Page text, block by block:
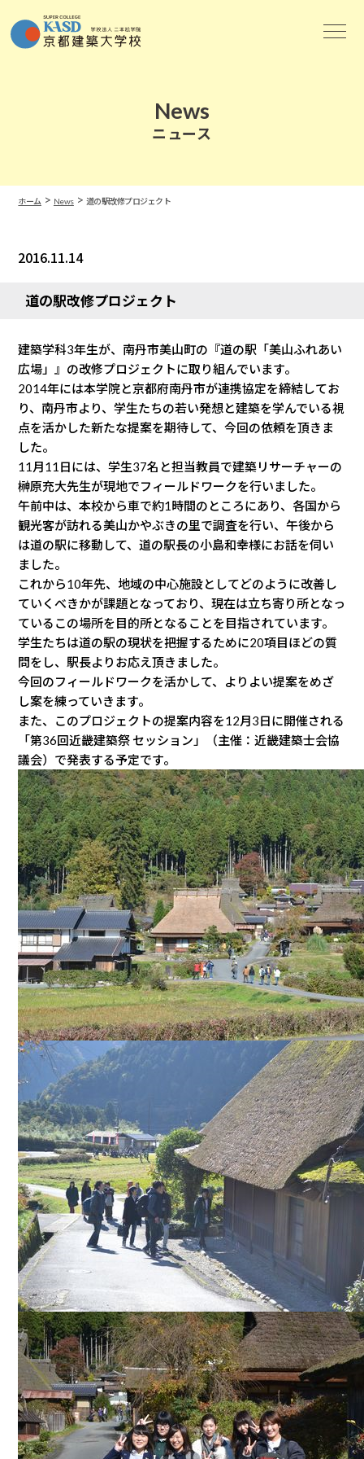
News
ニュース
ホーム > News> 道の駅改修プロジェクト
2016.11.14
道の駅改修プロジェクト
建築学科3年生が、南丹市美山町の『道の駅「美山ふれあい
広場」』の改修プロジェクトに取り組んでいます。
2014年には本学院と京都府南丹市が連携協定を締結してお
り、南丹市より、学生たちの若い発想と建築を学んでいる視
点を活かした新たな提案を期待して、今回の依頼を頂きま
した。
11月11日には、学生37名と担当教員で建築リサーチャーの
榊原充大先生が現地でフィールドワークを行いました。
午前中は、本校から車で約1時間のところにあり、各国から
観光客が訪れる美山かやぶきの里で調査を行い、午後から
は道の駅に移動して、道の駅長の小島和幸様にお話を伺い
ました。
これから10年先、地域の中心施設としてどのように改善し
ていくべきかが課題となっており、現在は立ち寄り所となっ
ているこの場所を目的所となることを目指されています。
学生たちは道の駅の現状を把握するために20項目ほどの質
問をし、駅長よりお応え頂きました。
今回のフィールドワークを活かして、よりよい提案をめざ
し案を練っていきます。
また、このプロジェクトの提案内容を12月3日に開催される
「第36回近畿建築祭 セッション」（主催：近畿建築士会協
議会）で発表する予定です。